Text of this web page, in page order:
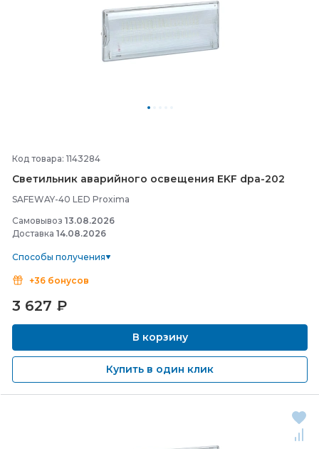
Код товара: 1143284
Светильник аварийного освещения EKF dpa-202
SAFEWAY-40 LED Proxima
Самовывоз 13.08.2026
Доставка 14.08.2026
Способы получения
+36 бонусов
3 627 ₽
В корзину
Купить в один клик